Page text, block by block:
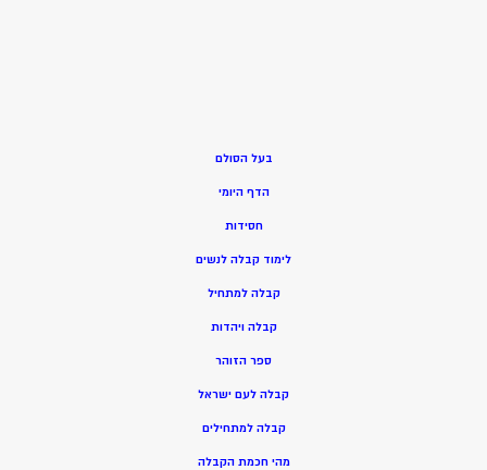
בעל הסולם
הדף היומי
חסידות
לימוד קבלה לנשים
קבלה למתחיל
קבלה ויהדות
ספר הזוהר
קבלה לעם ישראל
קבלה למתחילים
מהי חכמת הקבלה